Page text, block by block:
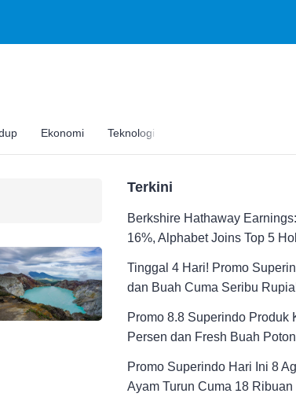
Ekonomi Teknologi
Terkini
Berkshire Hathaway
16%, Alphabet Joins Top 5
Tinggal 4 Hari! Promo
dan Buah Cuma Seribu
Promo 8.8 Superindo Produk
Persen dan Fresh Buah
Promo Superindo Hari Ini 8
Ayam Turun Cuma 18 Ribuan